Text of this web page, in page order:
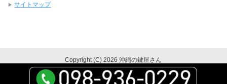
サイトマップ
Copyright (C) 2026 沖縄の鍵屋さん
All Rights Reserved.